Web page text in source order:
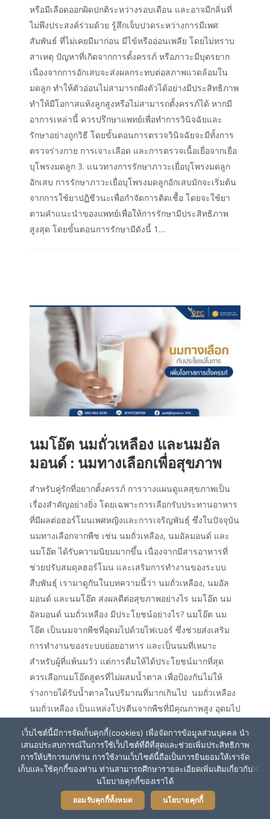
หรือมีเลือดออกผิดปกติระหว่างรอบเดือน และอาจมีกลิ่นที่
ไม่พึงประสงค์ร่วมด้วย รู้สึกเจ็บปวดระหว่างการมีเพศ
สัมพันธ์ ที่ไม่เคยมีมาก่อน มีไข้หรืออ่อนเพลีย โดยไม่ทราบ
สาเหตุ ปัญหาที่เกิดจากการตั้งครรภ์ หรือภาวะมีบุตรยาก
เนื่องจากการอักเสบจะส่งผลกระทบต่อสภาพแวดล้อมใน
มดลูก ทำให้ตัวอ่อนไม่สามารถฝังตัวได้อย่างมีประสิทธิภาพ
ทำให้มีโอกาสแท้งลูกสูงหรือไม่สามารถตั้งครรภ์ได้ หากมี
อาการเหล่านี้ ควรปรึกษาแพทย์เพื่อทำการวินิจฉัยและ
รักษาอย่างถูกวิธี โดยขั้นตอนการตรวจวินิจฉัยจะมีทั้งการ
ตรวจร่างกาย การเจาะเลือด และการตรวจเนื้อเยื่อจากเยื่อ
บุโพรงมดลูก 3. แนวทางการรักษาภาวะเยื่อบุโพรงมดลูก
อักเสบ การรักษาภาวะเยื่อบุโพรงมดลูกอักเสบมักจะเริ่มต้น
จากการใช้ยาปฏิชีวนะเพื่อกำจัดการติดเชื้อ โดยจะใช้ยา
ตามคำแนะนำของแพทย์เพื่อให้การรักษามีประสิทธิภาพ
สูงสุด โดยขั้นตอนการรักษามีดังนี้ 1....
นมโอ๊ต นมถั่วเหลือง และนมอัล
มอนด์ : นมทางเลือกเพื่อสุขภาพ
สำหรับคู่รักที่อยากตั้งครรภ์ การวางแผนดูแลสุขภาพเป็น
เรื่องสำคัญอย่างยิ่ง โดยเฉพาะการเลือกรับประทานอาหาร
ที่มีผลต่อฮอร์โมนเพศหญิงและการเจริญพันธุ์ ซึ่งในปัจจุบัน
นมทางเลือกจากพืช เช่น นมถั่วเหลือง, นมอัลมอนด์ และ
นมโอ๊ต ได้รับความนิยมมากขึ้น เนื่องจากมีสารอาหารที่
ช่วยปรับสมดุลฮอร์โมน และเสริมการทำงานของระบบ
สืบพันธุ์ เรามาดูกันในบทความนี้ว่า นมถั่วเหลือง, นมอัล
มอนด์ และนมโอ๊ต ส่งผลดีต่อสุขภาพอย่างไร นมโอ๊ต นม
อัลมอนด์ นมถั่วเหลือง มีประโยชน์อย่างไร? นมโอ๊ต นม
โอ๊ต เป็นนมจากพืชที่อุดมไปด้วยไฟเบอร์ ซึ่งช่วยส่งเสริม
การทำงานของระบบย่อยอาหาร และเป็นนมที่เหมาะ
สำหรับผู้ที่แพ้นมวัว แต่การดื่มให้ได้ประโยชน์มากที่สุด
ควรเลือกนมโอ๊ตสูตรที่ไม่ผสมน้ำตาล เพื่อป้องกันไม่ให้
ร่างกายได้รับน้ำตาลในปริมาณที่มากเกินไป นมถั่วเหลือง
นมถั่วเหลือง เป็นแหล่งโปรตีนจากพืชที่มีคุณภาพสูง อุดมไป
ฮอร์โมนเอสโตรเจนในร่างกายมนุษย์ การบริโภคไฟโตเอส
โตรเจนจากนมถั่วเหลือง อาจมีส่วนช่วยในการบรรเทากลุ่ม
อาการก่อนมีประจำเดือน (PMS) นมอัลมอนด์ นมอัลมอนด์
เป็นหนึ่งในทางเลือกยอดนิยมสำหรับผู้ที่ต้องการดื่มนมที่
ไม่มีแล็กโทส และเหมาะสำหรับการดูแลสุขภาพโดยรวม
เว็บไซต์นี้มีการจัดเก็บคุกกี้(cookies) เพื่อจัดการข้อมูลส่วนบุคคล นำ
เสนอประสบการณ์ในการใช้เว็บไซต์ที่ดีที่สุดและช่วยเพิ่มประสิทธิภาพ
การให้บริการแก่ท่าน การใช้งานเว็บไซต์นี้ถือเป็นการยินยอมให้เราจัด
เก็บและใช้คุกกี้ของท่าน ท่านสามารถศึกษารายละเอียดเพิ่มเติมเกี่ยวกับ
นโยบายคุกกี้ของเราได้
ยอมรับคุกกี้ทั้งหมด นโยบายคุกกี้